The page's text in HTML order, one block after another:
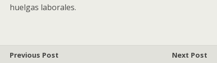
huelgas laborales.
Previous Post
Next Post